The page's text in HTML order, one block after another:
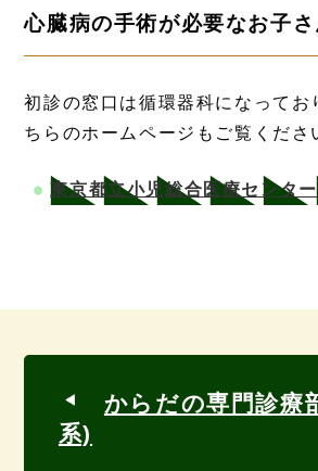
心臓病の手術が必要なお子
初診の窓口は循環器科になってお
ちらのホームページもご覧くださ
東京都立小児総合医療センタ
からだの専門診療
系)